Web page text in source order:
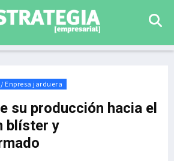
Enpresa jarduera
su producción hacia el
blíster y